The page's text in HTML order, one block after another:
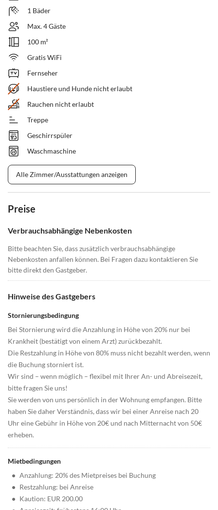
1 Bäder
Max. 4 Gäste
100 m²
Gratis WiFi
Fernseher
Haustiere und Hunde nicht erlaubt
Rauchen nicht erlaubt
Treppe
Geschirrspüler
Waschmaschine
Alle Zimmer/Ausstattungen anzeigen
Preise
Verbrauchsabhängige Nebenkosten
Bitte beachten Sie, dass zusätzlich verbrauchsabhängige
Nebenkosten anfallen können. Bei Fragen dazu kontaktieren Sie
bitte direkt den Gastgeber.
Hinweise des Gastgebers
Stornierungsbedingung
Bei Stornierung wird die Anzahlung in Höhe von 20% nur bei
Krankheit (bestätigt von einem Arzt) zurückbezahlt.
Die Restzahlung in Höhe von 80% muss nicht bezahlt werden, wenn
die Buchung storniert ist.
Wir sind – wenn möglich – flexibel mit Ihrer An- und Abreisezeit,
bitte fragen Sie uns!
Sie werden von uns persönlich in der Wohnung empfangen. Bitte
haben Sie daher Verständnis, dass wir bei einer Anreise nach 20
Uhr eine Gebühr in Höhe von 20€ und nach Mitternacht von 50€
erheben.
Mietbedingungen
• Anzahlung: 20% des Mietpreises bei Buchung
• Restzahlung: bei Anreise
• Kaution: EUR 200.00